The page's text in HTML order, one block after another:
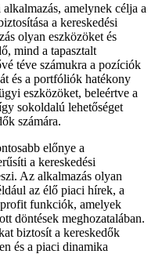
amelynek célja a
a kereskedési
olyan eszközöket és
mind a tapasztalt
téve számukra a pozíciók
és a portfóliók hatékony
eszközöket, beleértve a
sokoldalú lehetőséget
számára.
előnye a
a kereskedési
Az alkalmazás olyan
az élő piaci hírek, a
profit funkciók, amelyek
döntések meghozatalában.
biztosít a kereskedők
és a piaci dinamika